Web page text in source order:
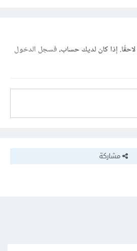
إذا كان لديك حساب،فسجل الدخول
مشاركة